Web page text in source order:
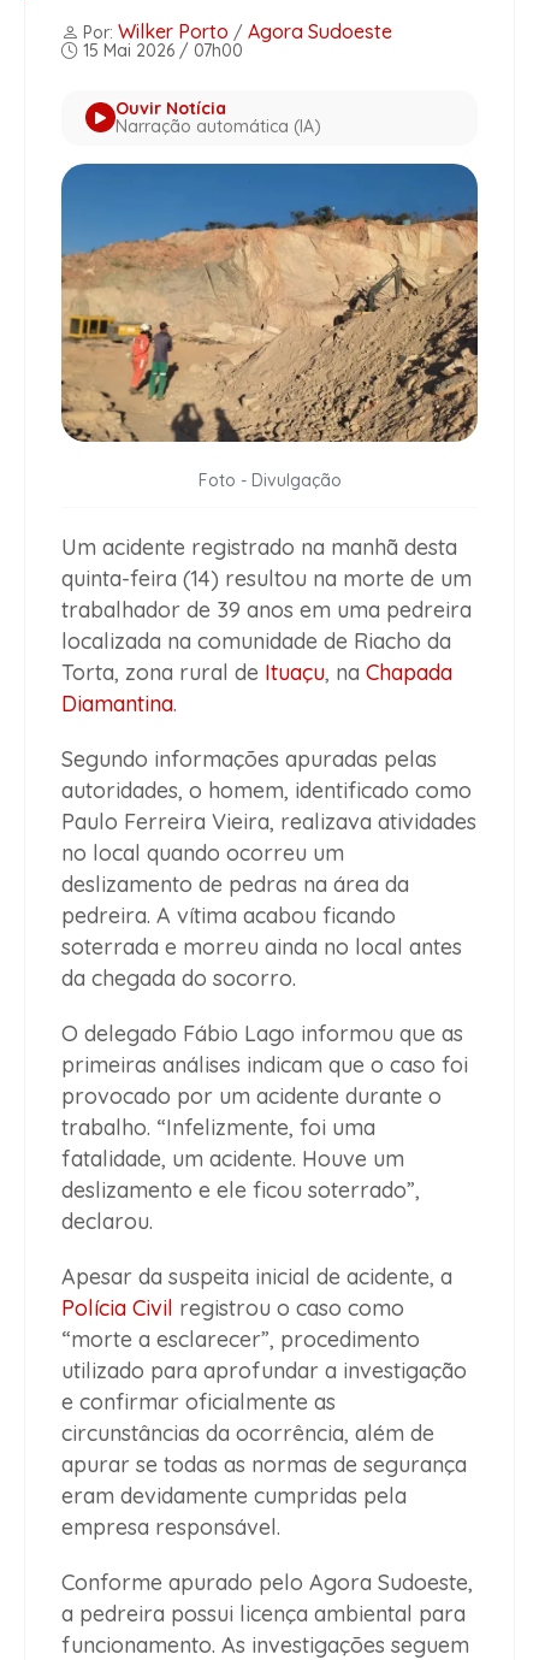
Por: Wilker Porto / Agora Sudoeste
15 Mai 2026 / 07h00
Ouvir Notícia
Narração automática (IA)
Foto - Divulgação
Um acidente registrado na manhã desta
quinta-feira (14) resultou na morte de um
trabalhador de 39 anos em uma pedreira
localizada na comunidade de Riacho da
Torta, zona rural de Ituaçu, na Chapada
Diamantina.
Segundo informações apuradas pelas
autoridades, o homem, identificado como
Paulo Ferreira Vieira, realizava atividades
no local quando ocorreu um
deslizamento de pedras na área da
pedreira. A vítima acabou ficando
soterrada e morreu ainda no local antes
da chegada do socorro.
O delegado Fábio Lago informou que as
primeiras análises indicam que o caso foi
provocado por um acidente durante o
trabalho. “Infelizmente, foi uma
fatalidade, um acidente. Houve um
deslizamento e ele ficou soterrado”,
declarou.
Apesar da suspeita inicial de acidente, a
Polícia Civil registrou o caso como
“morte a esclarecer”, procedimento
utilizado para aprofundar a investigação
e confirmar oficialmente as
circunstâncias da ocorrência, além de
apurar se todas as normas de segurança
eram devidamente cumpridas pela
empresa responsável.
Conforme apurado pelo Agora Sudoeste,
a pedreira possui licença ambiental para
funcionamento. As investigações seguem